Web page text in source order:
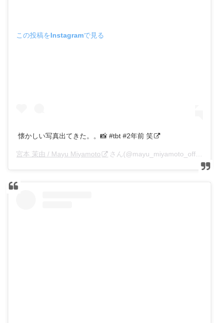
この投稿をInstagramで見る
懐かしい写真出てきた。。📸 #tbt #2年前 笑
宮本 茉由 / Mayu Miyamoto さん(@mayu_miyamoto_official)がシェアした投稿 –